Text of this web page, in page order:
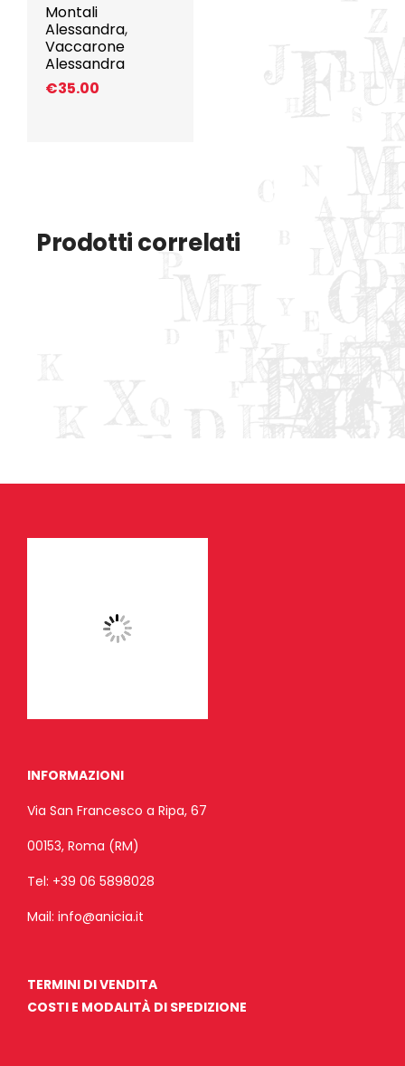
Montali
Alessandra,
Vaccarone
Alessandra
€35.00
Prodotti correlati
INFORMAZIONI
Via San Francesco a Ripa, 67
00153, Roma (RM)
Tel: +39 06 5898028
Mail: info@anicia.it
TERMINI DI VENDITA
COSTI E MODALITÀ DI SPEDIZIONE